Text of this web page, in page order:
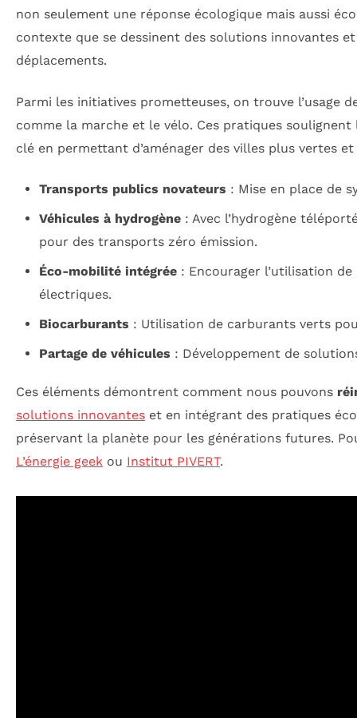
non seulement une réponse écologique mais aussi
contexte que se dessinent des solutions innovantes
déplacements.
Parmi les initiatives prometteuses, on trouve l’usage
comme la marche et le vélo. Ces pratiques
clé en permettant d’aménager des villes plus vertes
Transports publics novateurs : Mise en place de
Véhicules à hydrogène: Avec l’hydrogène
pour des transports zéro émission.
Éco-mobilité intégrée: Encourager l’utilisation
électriques.
Biocarburants : Utilisation de carburants verts
Partage de véhicules : Développement de
Ces éléments démontrent comment nous pouvons
solutions innovantes et en intégrant des pratiques
préservant la planète pour les générations futures.
L’énergie geek ou Institut PIVERT.